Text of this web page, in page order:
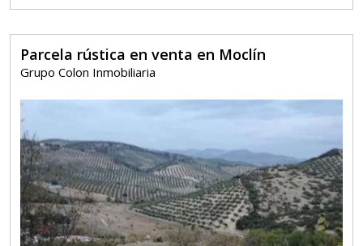
Parcela rústica en venta en Moclín
Grupo Colon Inmobiliaria